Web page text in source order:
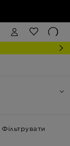
Фільтрувати